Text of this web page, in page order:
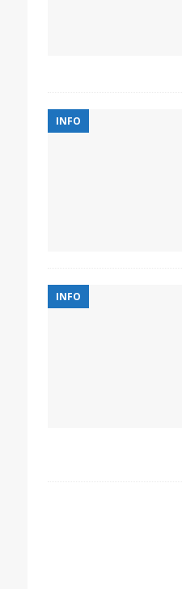
INFO
INFO